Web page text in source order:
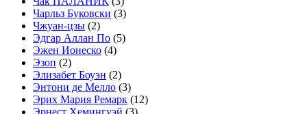
Чарльз Буковски (3)
Чжуан-цзы (2)
Эдгар Аллан По (5)
Эжен Ионеско (4)
Эзоп (2)
Элизабет Боуэн (2)
Энтони де Мелло (3)
Эрих Мария Ремарк (12)
Эрнест Хемингуэй (3)